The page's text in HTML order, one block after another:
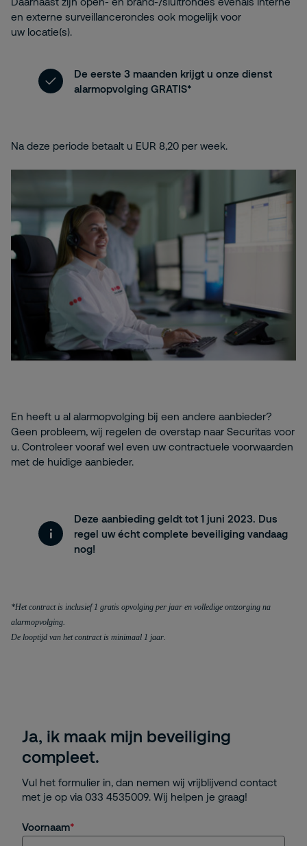
en externe surveillancerondes ook mogelijk voor
uw locatie(s).
De eerste 3 maanden krijgt u onze dienst
alarmopvolging GRATIS*
Na deze periode betaalt u EUR 8,20 per week.
En heeft u al alarmopvolging bij een andere aanbieder?
Geen probleem, wij regelen de overstap naar Securitas voor
u. Controleer vooraf wel even uw contractuele voorwaarden
met de huidige aanbieder.
Deze aanbieding geldt tot 1 juni 2023. Dus
regel uw écht complete beveiliging vandaag
nog!
*Het contract is inclusief 1 gratis opvolging per jaar en volledige ontzorging na
alarmopvolging.
De looptijd van het contract is minimaal 1 jaar.
Ja, ik maak mijn beveiliging
compleet.
Vul het formulier in, dan nemen wij vrijblijvend contact
met je op via 033 4535009. Wij helpen je graag!
Voornaam